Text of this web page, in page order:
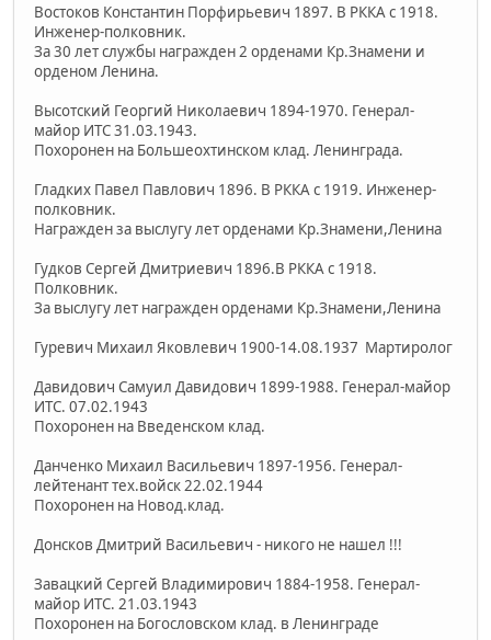
Востоков Константин Порфирьевич 1897. В РККА с 1918.
Инженер-полковник.
За 30 лет службы награжден 2 орденами Кр.Знамени и
орденом Ленина.
Высотский Георгий Николаевич 1894-1970. Генерал-
майор ИТС 31.03.1943.
Похоронен на Большеохтинском клад. Ленинграда.
Гладких Павел Павлович 1896. В РККА с 1919. Инженер-
полковник.
Награжден за выслугу лет орденами Кр.Знамени,Ленина
Гудков Сергей Дмитриевич 1896.В РККА с 1918.
Полковник.
За выслугу лет награжден орденами Кр.Знамени,Ленина
Гуревич Михаил Яковлевич 1900-14.08.1937 Мартиролог
Давидович Самуил Давидович 1899-1988. Генерал-майор
ИТС. 07.02.1943
Похоронен на Введенском клад.
Данченко Михаил Васильевич 1897-1956. Генерал-
лейтенант тех.войск 22.02.1944
Похоронен на Новод.клад.
Донсков Дмитрий Васильевич - никого не нашел !!!
Завацкий Сергей Владимирович 1884-1958. Генерал-
майор ИТС. 21.03.1943
Похоронен на Богословском клад. в Ленинграде